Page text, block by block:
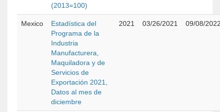
(2013=100)
Mexico
Estadística del
Programa de la
Industria
Manufacturera,
Maquiladora y de
Servicios de
Exportación 2021,
Datos al mes de
diciembre
2021 03/26/2021 09/08/